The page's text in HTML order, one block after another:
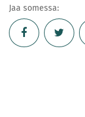
Jaa somessa: